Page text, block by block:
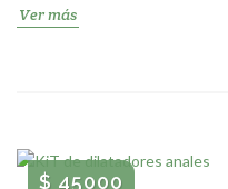
Ver más
$ 45000